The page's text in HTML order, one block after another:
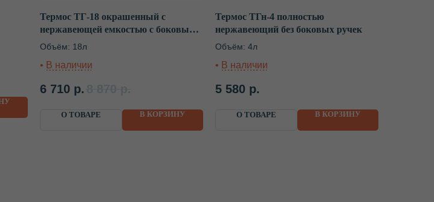
Термос ТГ-18 окрашенный с
нержавеющей емкостью с боковыми
ручками
Объём: 18л
6 710 р.
О ТОВАРЕ В КОРЗИНУ
Термос ТГн-4 полностью
нержавеющий без боковых ручек
Объём: 4л
5 580 р.
О ТОВАРЕ В КОРЗИНУ
Наш специалист проконсультирует вас в будние дни с 8:00 до 20:00
(МСК +1) по любому вопросу, поможет с выбором, расскажет об акциях
и рассчитает стоимость доставки в ваш город.
Не нашли нужный ответ
или у вас остались вопросы?